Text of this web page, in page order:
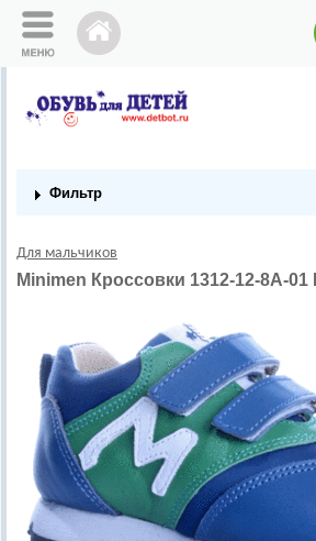
Фильтр
Для мальчиков
Minimen Кроссовки 1312-12-8А-01